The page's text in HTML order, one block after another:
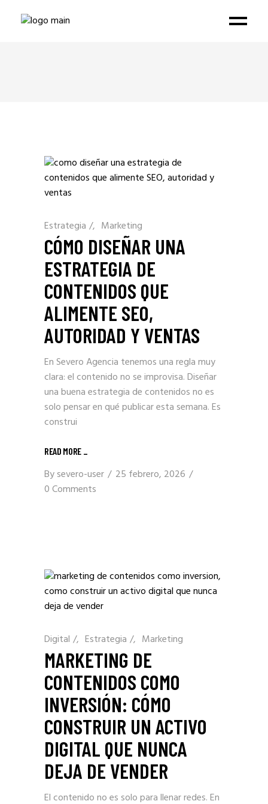
Estrategia / Marketing
CÓMO DISEÑAR UNA
ESTRATEGIA DE
CONTENIDOS QUE
ALIMENTE SEO,
AUTORIDAD Y VENTAS
En Severo Agencia tenemos una regla muy
clara: el contenido no se improvisa. Diseñar
una buena estrategia de contenidos no es
solo pensar en qué publicar esta semana. Es
construi
READ MORE _
Bysevero-user
25 febrero, 2026
0 Comments
Digital / Estrategia / Marketing
MARKETING DE
CONTENIDOS COMO
INVERSIÓN: CÓMO
CONSTRUIR UN ACTIVO
DIGITAL QUE NUNCA
DEJA DE VENDER
El contenido no es solo para llenar redes. En